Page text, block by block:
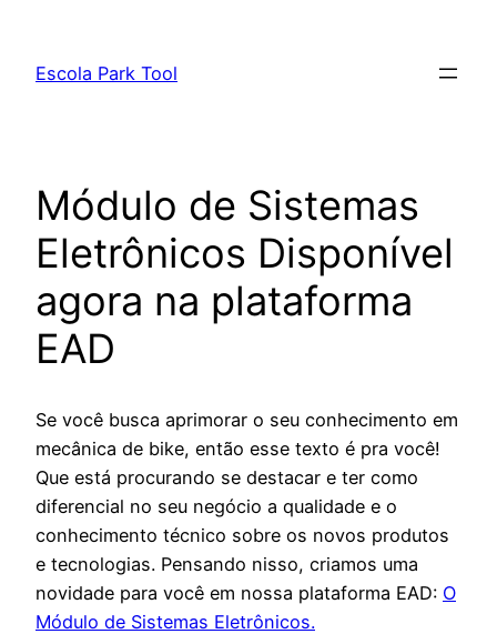
Escola Park Tool
Módulo de Sistemas
Eletrônicos Disponível
agora na plataforma
EAD
Se você busca aprimorar o seu conhecimento em
mecânica de bike, então esse texto é pra você!
Que está procurando se destacar e ter como
diferencial no seu negócio a qualidade e o
conhecimento técnico sobre os novos produtos
e tecnologias. Pensando nisso, criamos uma
novidade para você em nossa plataforma EAD: O
Módulo de Sistemas Eletrônicos.